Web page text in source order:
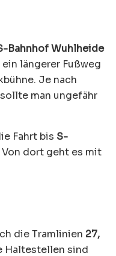
Bahnhof Wuhlheide
längerer Fußweg
Je nach
man ungefähr
Fahrt bis S-
dort geht es mit
die Tramlinien 27,
Haltestellen sind